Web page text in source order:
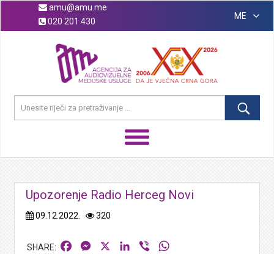
amu@amu.me
020 201 430
ME
Upozorenje Radio Herceg Novi
09.12.2022. 320
FacebookMessengerLinkedIn
Viber